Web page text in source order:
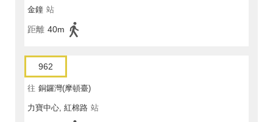
金鐘 站
距離 40m
962
往 銅鑼灣(摩頓臺)
力寶中心, 紅棉路 站